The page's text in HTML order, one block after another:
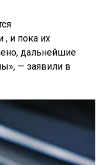
, и пока их
дальнейшие
— заявили в